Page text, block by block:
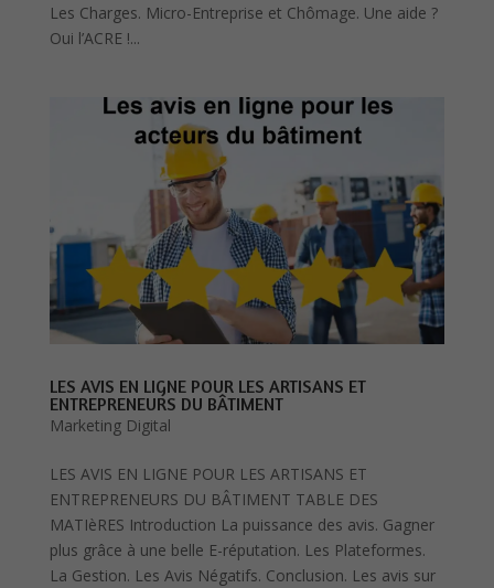
Les Charges. Micro-Entreprise et Chômage. Une aide ?
Oui l’ACRE !...
LES AVIS EN LIGNE POUR LES ARTISANS ET
ENTREPRENEURS DU BÂTIMENT
Marketing Digital
LES AVIS EN LIGNE POUR LES ARTISANS ET
ENTREPRENEURS DU BÂTIMENT TABLE DES
MATIèRES Introduction La puissance des avis. Gagner
plus grâce à une belle E-réputation. Les Plateformes.
La Gestion. Les Avis Négatifs. Conclusion. Les avis sur